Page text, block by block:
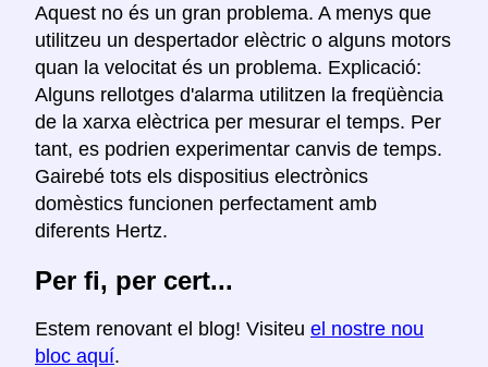
Aquest no és un gran problema. A menys que
utilitzeu un despertador elèctric o alguns motors
quan la velocitat és un problema. Explicació:
Alguns rellotges d'alarma utilitzen la freqüència
de la xarxa elèctrica per mesurar el temps. Per
tant, es podrien experimentar canvis de temps.
Gairebé tots els dispositius electrònics
domèstics funcionen perfectament amb
diferents Hertz.
Per fi, per cert...
Estem renovant el blog! Visiteu el nostre nou
bloc aquí.